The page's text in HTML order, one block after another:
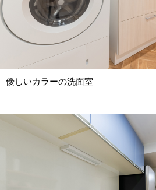
優しいカラーの洗面室